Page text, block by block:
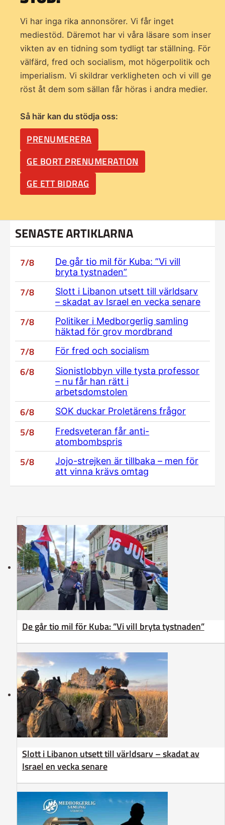
Vi har inga rika annonsörer. Vi får inget
mediestöd. Däremot har vi våra läsare som inser
vikten av en tidning som tydligt tar ställning. För
välfärd, fred och socialism, mot högerpolitik och
imperialism. Vi skildrar verkligheten och vi vill ge
röst åt dem som sällan får höras i andra medier.
Så här kan du stödja oss:
PRENUMERERA
GE BORT PRENUMERATION
GE ETT BIDRAG
SENASTE ARTIKLARNA
7/8
De går tio mil för Kuba: ”Vi vill
bryta tystnaden”
7/8
Slott i Libanon utsett till världsarv
– skadat av Israel en vecka senare
7/8
Politiker i Medborgerlig samling
häktad för grov mordbrand
7/8 För fred och socialism
6/8
Sionistlobbyn ville tysta professor
– nu får han rätt i
arbetsdomstolen
6/8 SOK duckar Proletärens frågor
5/8
Fredsveteran får anti-
atombombspris
5/8
Jojo-strejken är tillbaka – men för
att vinna krävs omtag
De går tio mil för Kuba: ”Vi vill bryta tystnaden”
Slott i Libanon utsett till världsarv – skadat av
Israel en vecka senare